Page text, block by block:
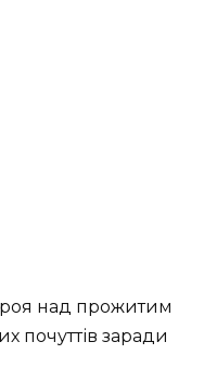
над прожитим
почуттів заради